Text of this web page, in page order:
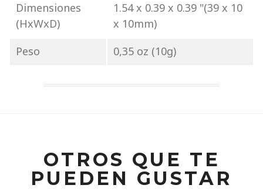
Dimensiones
(HxWxD)
1.54 x 0.39 x 0.39 "(39 x 10
x 10mm)
Peso
0,35 oz (10g)
OTROS QUE TE
PUEDEN GUSTAR